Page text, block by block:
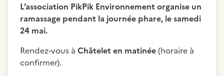
L’association PikPik Environnement organise un
ramassage pendant la journée phare, le samedi
24 mai.
Rendez-vous à Châtelet en matinée(horaire à
confirmer).